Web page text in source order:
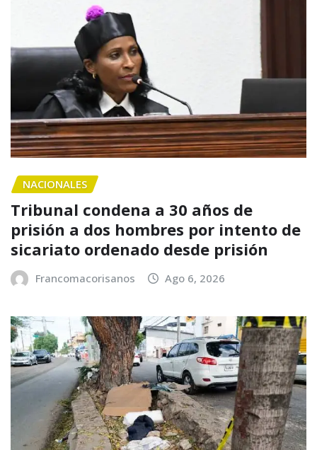
NACIONALES
Tribunal condena a 30 años de
prisión a dos hombres por intento de
sicariato ordenado desde prisión
Francomacorisanos Ago 6, 2026